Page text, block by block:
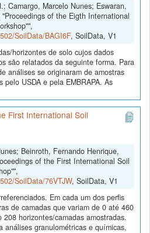
Camargo, Marcelo Nunes; Eswaran,
of the Eigth International
SoilData/BAGI6F, SoilData, V1
horizontes de solo cujos dados
são relatados da seguinte forma. Para
análises se originaram de amostras
pelo USDA e pela EMBRAPA. As
First International Soil
Beinroth, Fernando Henrique,
of the First International Soil
SoilData/76VTJW, SoilData, V1
Em cada um dos perfis
de camadas que variam de 0 até 460
horizontes/camadas amostradas.
análises granulométricas e químicas,